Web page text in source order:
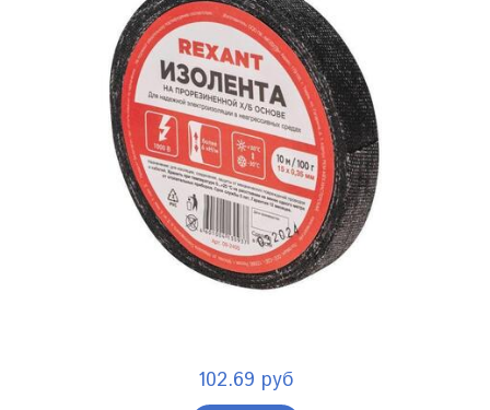
102.69 руб